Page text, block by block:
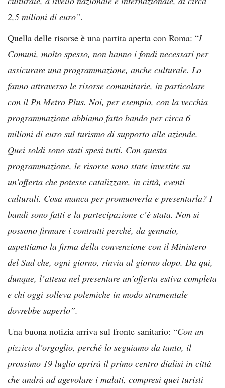
2,5 milioni di euro”.
Quella delle risorse è una partita aperta con Roma: “I
Comuni, molto spesso, non hanno i fondi necessari per
assicurare una programmazione, anche culturale. Lo
fanno attraverso le risorse comunitarie, in particolare
con il Pn Metro Plus. Noi, per esempio, con la vecchia
programmazione abbiamo fatto bando per circa 6
milioni di euro sul turismo di supporto alle aziende.
Quei soldi sono stati spesi tutti. Con questa
programmazione, le risorse sono state investite su
un’offerta che potesse catalizzare, in città, eventi
culturali. Cosa manca per promuoverla e presentarla? I
bandi sono fatti e la partecipazione c’è stata. Non si
possono firmare i contratti perché, da gennaio,
aspettiamo la firma della convenzione con il Ministero
del Sud che, ogni giorno, rinvia al giorno dopo. Da qui,
dunque, l’attesa nel presentare un’offerta estiva completa
e chi oggi solleva polemiche in modo strumentale
dovrebbe saperlo”.
Una buona notizia arriva sul fronte sanitario: “Con un
pizzico d’orgoglio, perché lo seguiamo da tanto, il
prossimo 19 luglio aprirà il primo centro dialisi in città
che andrà ad agevolare i malati, compresi quei turisti